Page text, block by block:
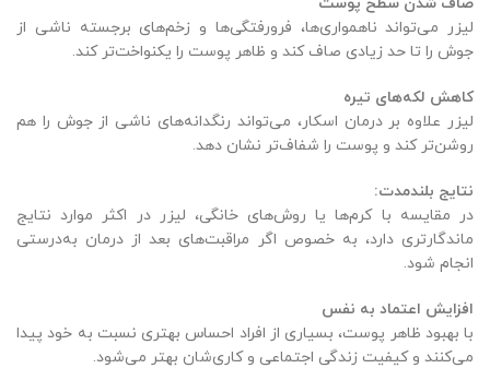
لیزر می‌تواند ناهمواری‌ها، فرورفتگی‌ها و زخم‌های برجسته ناشی از
جوش را تا حد زیادی صاف کند و ظاهر پوست را یکنواخت‌تر کند.
کاهش لکه‌های تیره
لیزر علاوه بر درمان اسکار، می‌تواند رنگدانه‌های ناشی از جوش را هم
روشن‌تر کند و پوست را شفاف‌تر نشان دهد.
نتایج بلندمدت:
در مقایسه با کرم‌ها یا روش‌های خانگی، لیزر در اکثر موارد نتایج
ماندگارتری دارد، به خصوص اگر مراقبت‌های بعد از درمان به‌درستی
انجام شود.
افزایش اعتماد به نفس
با بهبود ظاهر پوست، بسیاری از افراد احساس بهتری نسبت به خود پیدا
می‌کنند و کیفیت زندگی اجتماعی و کاری‌شان بهتر می‌شود.